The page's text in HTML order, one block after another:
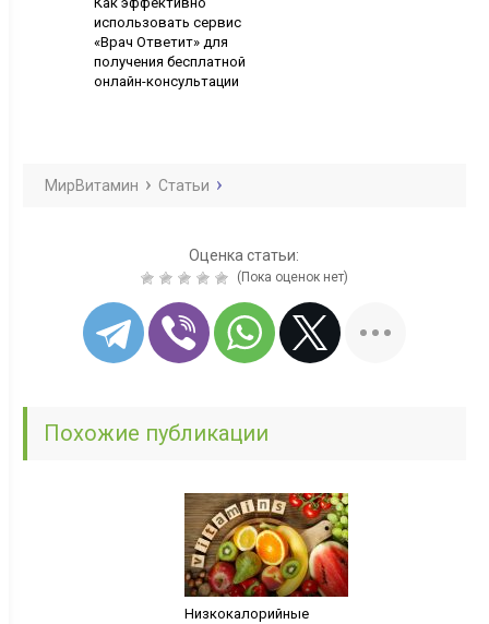
использовать сервис
«Врач Ответит» для
получения бесплатной
онлайн-консультации
МирВитамин Статьи
Оценка статьи:
(Пока оценок нет)
Похожие публикации
Низкокалорийные